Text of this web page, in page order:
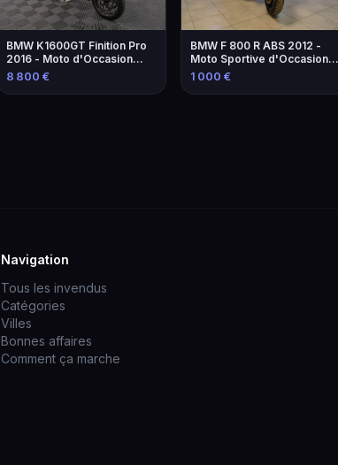
BMW K1600GT Finition Pro
2016 - Moto d'Occasion
avec Équipements
8 800 €
BMW F 800 R ABS 2012 -
Moto Sportive d'Occasion à
Marseille
1 000 €
Navigation
Tous les invendus
Catégories
Villes
Bonnes affaires
Comment ça marche